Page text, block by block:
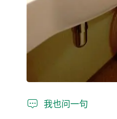
 我也问一句